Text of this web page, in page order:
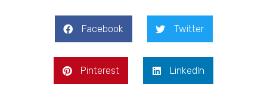
Facebook Twitter
Pinterest LinkedIn